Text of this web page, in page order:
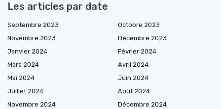
Les articles par date
Septembre 2023
Octobre 2023
Novembre 2023
Décembre 2023
Janvier 2024
Février 2024
Mars 2024
Avril 2024
Mai 2024
Juin 2024
Juillet 2024
Août 2024
Novembre 2024
Décembre 2024